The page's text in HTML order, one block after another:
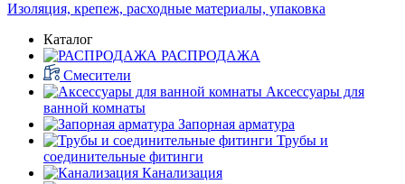
Изоляция, крепеж, расходные материалы, упаковка
Каталог
РАСПРОДАЖА
Смесители
Аксессуары для
ванной комнаты
Запорная арматура
Трубы и
соединительные фитинги
Канализация